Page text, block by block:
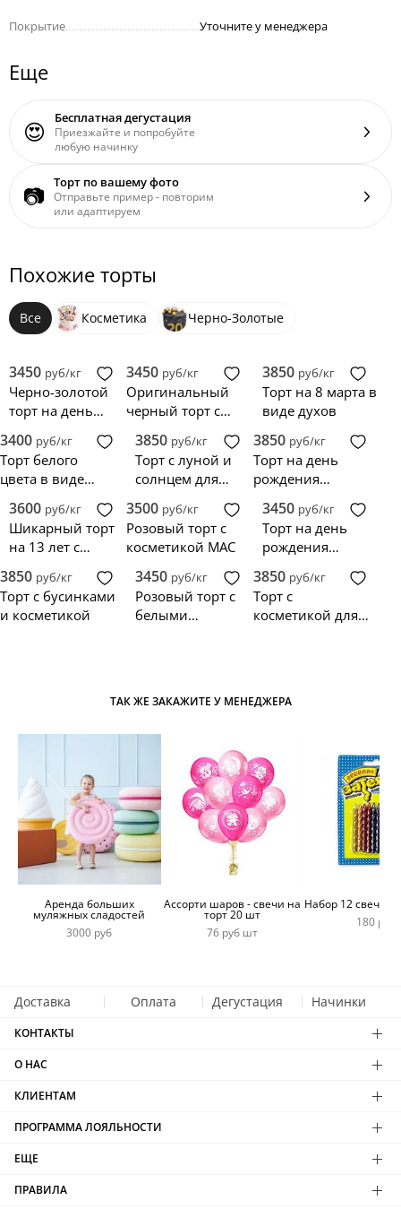
Покрытие Уточните у менеджера
Еще
😍 Бесплатная дегустация
Приезжайте и попробуйте
любую начинку
📷 Торт по вашему фото
Отправьте пример - повторим
или адаптируем
Похожие торты
Все Косметика Черно-Золотые
3450 руб/кг
Черно-золотой
торт на день
буквой
3450 руб/кг
Оригинальный
черный торт с
3850 руб/кг
Торт на 8 марта в
виде духов
3400 руб/кг
Торт белого
цвета в виде
Шанель
3850 руб/кг
Торт с луной и
солнцем для
3850 руб/кг
Торт на день
рождения
косметикой
3600 руб/кг
Шикарный торт
на 13 лет с
розами
3500 руб/кг
Розовый торт с
косметикой MAC
3450 руб/кг
Торт на день
рождения
3850 руб/кг
Торт с бусинками
и косметикой
3450 руб/кг
Розовый торт с
белыми
3850 руб/кг
Торт с
косметикой для
ТАК ЖЕ ЗАКАЖИТЕ У МЕНЕДЖЕРА
Аренда больших
муляжных сладостей
3000 руб
Ассорти шаров - свечи на
торт 20 шт
76 руб шт
Набор 12 свечей
180 руб
Доставка Оплата Дегустация Начинки
КОНТАКТЫ
О НАС
КЛИЕНТАМ
ПРОГРАММА ЛОЯЛЬНОСТИ
ЕЩЕ
ПРАВИЛА